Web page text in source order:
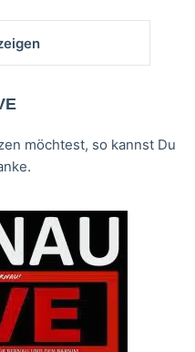
möchtest, so kannst Du